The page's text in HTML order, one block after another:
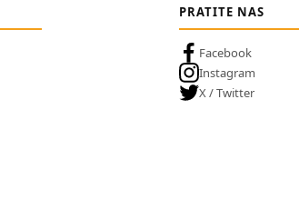
PRATITE NAS
Facebook
Instagram
X / Twitter